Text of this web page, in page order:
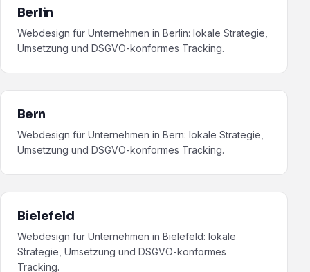
Berlin
Webdesign für Unternehmen in Berlin: lokale Strategie,
Umsetzung und DSGVO-konformes Tracking.
Bern
Webdesign für Unternehmen in Bern: lokale Strategie,
Umsetzung und DSGVO-konformes Tracking.
Bielefeld
Webdesign für Unternehmen in Bielefeld: lokale
Strategie, Umsetzung und DSGVO-konformes
Tracking.